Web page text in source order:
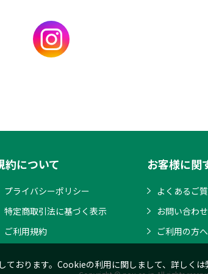
約について
プライバシーポリシー
特定商取引法に基づく表示
ご利用規約
お客様に関
よくあるご
お問い合わせ
ご利用の方へ
おります。Cookieの利用に関しまして、詳しくは